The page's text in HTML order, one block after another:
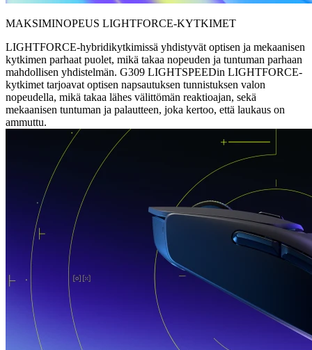
MAKSIMINOPEUS LIGHTFORCE-KYTKIMET
LIGHTFORCE-hybridikytkimissä yhdistyvät optisen ja mekaanisen
kytkimen parhaat puolet, mikä takaa nopeuden ja tuntuman parhaan
mahdollisen yhdistelmän. G309 LIGHTSPEEDin LIGHTFORCE-
kytkimet tarjoavat optisen napsautuksen tunnistuksen valon
nopeudella, mikä takaa lähes välittömän reaktioajan, sekä
mekaanisen tuntuman ja palautteen, joka kertoo, että laukaus on
ammuttu.